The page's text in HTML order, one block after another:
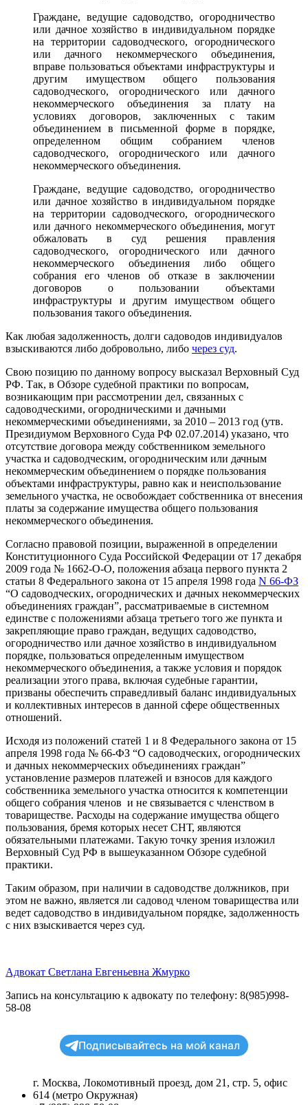
Граждане, ведущие садоводство, огородничество
или дачное хозяйство в индивидуальном порядке
на территории садоводческого, огороднического
или дачного некоммерческого объединения,
вправе пользоваться объектами инфраструктуры и
другим имуществом общего пользования
садоводческого, огороднического или дачного
некоммерческого объединения за плату на
условиях договоров, заключенных с таким
объединением в письменной форме в порядке,
определенном общим собранием членов
садоводческого, огороднического или дачного
некоммерческого объединения.
Граждане, ведущие садоводство, огородничество
или дачное хозяйство в индивидуальном порядке
на территории садоводческого, огороднического
или дачного некоммерческого объединения, могут
обжаловать в суд решения правления
садоводческого, огороднического или дачного
некоммерческого объединения либо общего
собрания его членов об отказе в заключении
договоров о пользовании объектами
инфраструктуры и другим имуществом общего
пользования такого объединения.
Как любая задолженность, долги садоводов индивидуалов
взыскиваются либо добровольно, либо через суд.
Свою позицию по данному вопросу высказал Верховный Суд
РФ. Так, в Обзоре судебной практики по вопросам,
возникающим при рассмотрении дел, связанных с
садоводческими, огородническими и дачными
некоммерческими объединениями, за 2010 – 2013 год (утв.
Президиумом Верховного Суда РФ 02.07.2014) указано, что
отсутствие договора между собственником земельного
участка и садоводческим, огородническим или дачным
некоммерческим объединением о порядке пользования
объектами инфраструктуры, равно как и неиспользование
земельного участка, не освобождает собственника от внесения
платы за содержание имущества общего пользования
некоммерческого объединения.
Согласно правовой позиции, выраженной в определении
Конституционного Суда Российской Федерации от 17 декабря
2009 года № 1662-О-О, положения абзаца первого пункта 2
статьи 8 Федерального закона от 15 апреля 1998 года N 66-ФЗ
“О садоводческих, огороднических и дачных некоммерческих
объединениях граждан”, рассматриваемые в системном
единстве с положениями абзаца третьего того же пункта и
закрепляющие право граждан, ведущих садоводство,
огородничество или дачное хозяйство в индивидуальном
порядке, пользоваться определенным имуществом
некоммерческого объединения, а также условия и порядок
реализации этого права, включая судебные гарантии,
призваны обеспечить справедливый баланс индивидуальных
и коллективных интересов в данной сфере общественных
отношений.
Исходя из положений статей 1 и 8 Федерального закона от 15
апреля 1998 года № 66-ФЗ “О садоводческих, огороднических
и дачных некоммерческих объединениях граждан”
установление размеров платежей и взносов для каждого
собственника земельного участка относится к компетенции
общего собрания членов и не связывается с членством в
товариществе. Расходы на содержание имущества общего
пользования, бремя которых несет СНТ, являются
обязательными платежами. Такую точку зрения изложил
Верховный Суд РФ в вышеуказанном Обзоре судебной
практики.
Таким образом, при наличии в садоводстве должников, при
этом не важно, является ли садовод членом товарищества или
ведет садоводство в индивидуальном порядке, задолженность
с них взыскивается через суд.
Адвокат Светлана Евгеньевна Жмурко
Запись на консультацию к адвокату по телефону: 8(985)998-
58-08
Подписывайтесь на мой канал
г. Москва, Локомотивный проезд, дом 21, стр. 5, офис
614 (метро Окружная)